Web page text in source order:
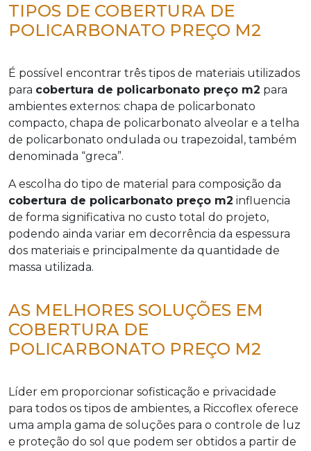
TIPOS DE COBERTURA DE
POLICARBONATO PREÇO M2
É possível encontrar três tipos de materiais utilizados
para cobertura de policarbonato preço m2 para
ambientes externos: chapa de policarbonato
compacto, chapa de policarbonato alveolar e a telha
de policarbonato ondulada ou trapezoidal, também
denominada “greca”.
A escolha do tipo de material para composição da
cobertura de policarbonato preço m2 influencia
de forma significativa no custo total do projeto,
podendo ainda variar em decorrência da espessura
dos materiais e principalmente da quantidade de
massa utilizada.
AS MELHORES SOLUÇÕES EM
COBERTURA DE
POLICARBONATO PREÇO M2
Líder em proporcionar sofisticação e privacidade
para todos os tipos de ambientes, a Riccoflex oferece
uma ampla gama de soluções para o controle de luz
e proteção do sol que podem ser obtidos a partir de